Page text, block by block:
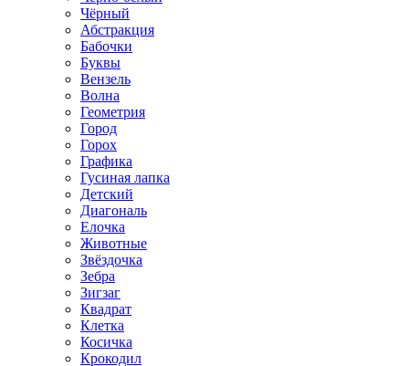
Чёрный
Абстракция
Бабочки
Буквы
Вензель
Волна
Геометрия
Город
Горох
Графика
Гусиная лапка
Детский
Диагональ
Елочка
Животные
Звёздочка
Зебра
Зигзаг
Квадрат
Клетка
Косичка
Крокодил